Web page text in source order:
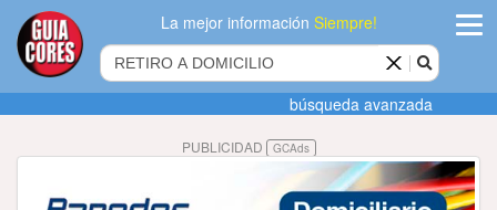
La mejor informaciónSiempre!
Agregar
empresa
Actualizar
búsqueda avanzada
PUBLICIDAD GCAds